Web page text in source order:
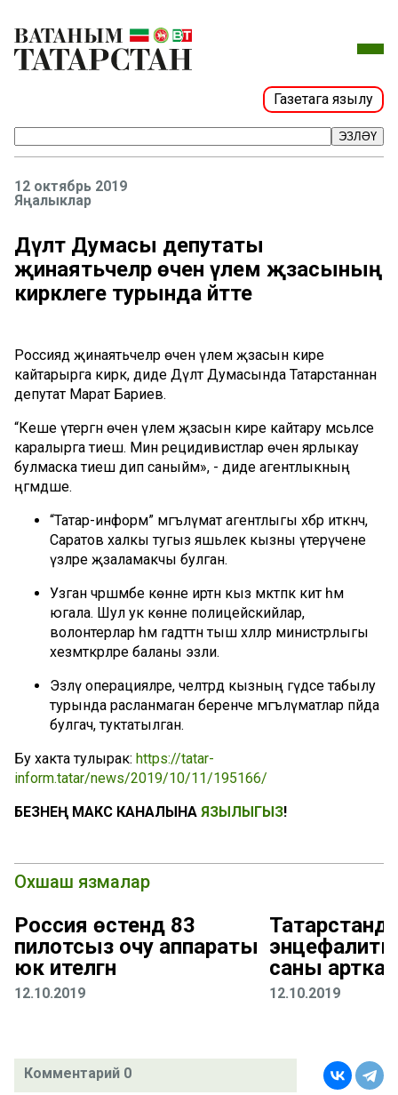
Газетага язылу
ЭЗЛӘҮ
12 октябрь 2019
Яңалыклар
Дәүләт Думасы депутаты
җинаятьчеләр өчен үлем җәзасының
кирәклеге турында әйтте
Россиядә җинаятьчеләр өчен үлем җәзасын кире
кайтарырга кирәк, диде Дәүләт Думасында Татарстаннан
депутат Марат Бариев.
“Кеше үтергән өчен үлем җәзасын кире кайтару мәсьәләсе
каралырга тиеш. Мин рецидивистлар өчен ярлыкау
булмаска тиеш дип саныйм», - диде агентлыкның
әңгәмәдәше.
“Татар-информ” мәгълүмат агентлыгы хәбәр иткәнчә,
Саратов халкы тугыз яшьлек кызны үтерүчене
үзләре җәзаламакчы булган.
Узган чәршәмбе көнне иртән кыз мәктәпкә китә һәм
югала. Шул ук көнне полицейскийлар,
волонтерлар һәм гадәттән тыш хәлләр министрлыгы
хезмәткәрләре баланы эзли.
Эзләү операцияләре, челтәрдә кызның гәүдәсе табылу
турында расланмаган беренче мәгълүматлар пәйда
булгач, туктатылган.
Бу хакта тулырак: https://tatar-
inform.tatar/news/2019/10/11/195166/
БЕЗНЕҢ МАКС КАНАЛЫНА ЯЗЫЛЫГЫЗ!
Охшаш язмалар
Россия өстендә 83
пилотсыз очу аппараты
юк ителгән
12.10.2019
саны арткан
12.10.2019
Комментарий 0